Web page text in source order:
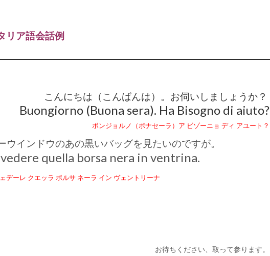
リア語会話例
こんにちは（こんばんは）。 お伺いしましょうか？
Buongiorno (Buona sera). Ha Bisogno di aiuto?
ボンジョルノ（ボナセーラ）ア ビゾーニョ ディ アユート？
ウインドウのあの黒いバッグを見たいのですが。
quella borsa nera in ventrina.
デーレ クエッラ ボルサ ネーラ イン ヴェントリーナ
お待ちください、取って参ります。